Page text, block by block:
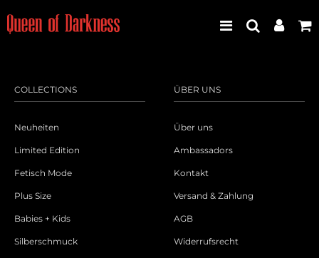
Neuheiten
COLLECTIONS
Neuheiten
Limited Edition
Fetisch Mode
Plus Size
Babies + Kids
Silberschmuck
ÜBER UNS
Über uns
Ambassadors
Kontakt
Versand & Zahlung
AGB
Widerrufsrecht